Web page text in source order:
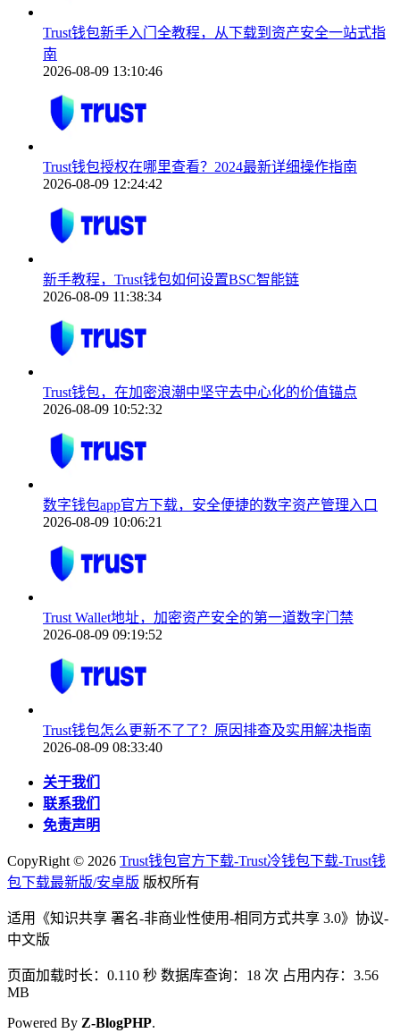
Trust钱包新手入门全教程，从下载到资产安全一站式指
南
2026-08-09 13:10:46
Trust钱包授权在哪里查看？2024最新详细操作指南
2026-08-09 12:24:42
新手教程，Trust钱包如何设置BSC智能链
2026-08-09 11:38:34
Trust钱包，在加密浪潮中坚守去中心化的价值锚点
2026-08-09 10:52:32
数字钱包app官方下载，安全便捷的数字资产管理入口
2026-08-09 10:06:21
Trust Wallet地址，加密资产安全的第一道数字门禁
2026-08-09 09:19:52
Trust钱包怎么更新不了了？原因排查及实用解决指南
2026-08-09 08:33:40
关于我们
联系我们
免责声明
CopyRight © 2026 Trust钱包官方下载-Trust冷钱包下载-Trust钱
包下载最新版/安卓版 版权所有
适用《知识共享 署名-非商业性使用-相同方式共享 3.0》协议-
中文版
页面加载时长：0.110 秒 数据库查询：18 次 占用内存：3.56
MB
Powered By Z-BlogPHP.